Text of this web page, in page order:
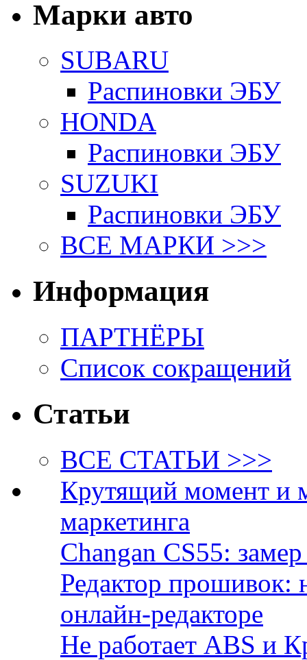
Марки авто
SUBARU
Распиновки ЭБУ
HONDA
Распиновки ЭБУ
SUZUKI
Распиновки ЭБУ
ВСЕ МАРКИ >>>
Информация
ПАРТНЁРЫ
Список сокращений
Статьи
ВСЕ СТАТЬИ >>>
Крутящий момент и
маркетинга
Changan CS55:
Редактор прошивок:
онлайн-редакторе
Не работает ABS и